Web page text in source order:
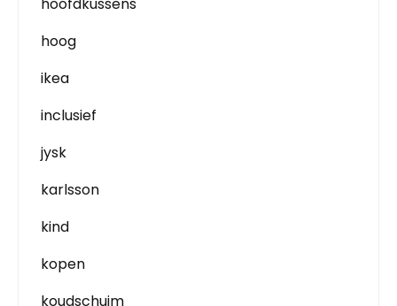
hoog
ikea
inclusief
jysk
karlsson
kind
kopen
koudschuim